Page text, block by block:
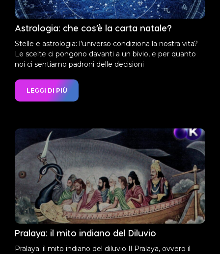
Astrologia: che cos’è la carta natale?
Stelle e astrologia: l’universo condiziona la nostra vita?
Le scelte ci pongono davanti a un bivio, e per quanto
noi ci sentiamo padroni delle decisioni
LEGGI DI PIÙ
Pralaya: il mito indiano del Diluvio
Pralaya: il mito indiano del diluvio Il Pralaya, ovvero il